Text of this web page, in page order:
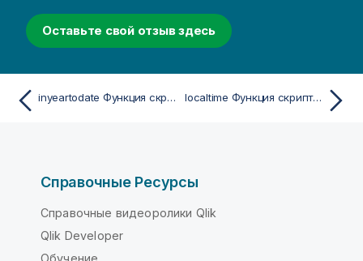
Оставьте свой отзыв здесь
inyeartodate Функция скрипта и диаграммы localtime Функция скрипта и диаграммы
Справочные Ресурсы
Справочные видеоролики Qlik
Qlik Developer
Обучение